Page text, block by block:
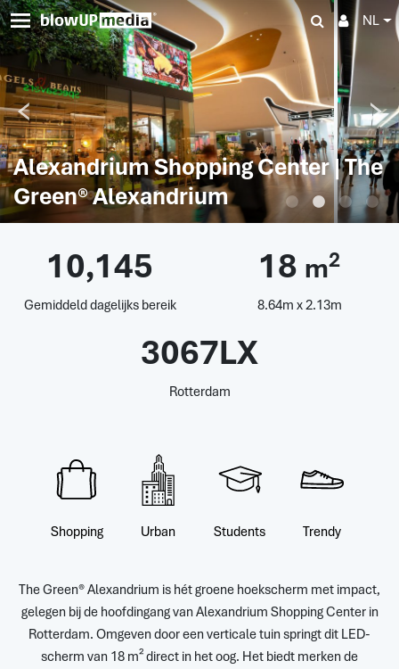
NL
Alexandrium Shopping Center | The
Green® Alexandrium
10,145
Gemiddeld dagelijks bereik
18 m2
8.64m x 2.13m
3067LX
Rotterdam
Shopping Urban Students Trendy
The Green® Alexandrium is hét groene hoekscherm met impact,
gelegen bij de hoofdingang van Alexandrium Shopping Center in
Rotterdam. Omgeven door een verticale tuin springt dit LED-
scherm van 18 m² direct in het oog. Het biedt merken de